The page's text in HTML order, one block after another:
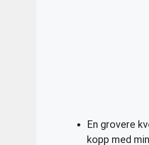
En grovere
kopp med